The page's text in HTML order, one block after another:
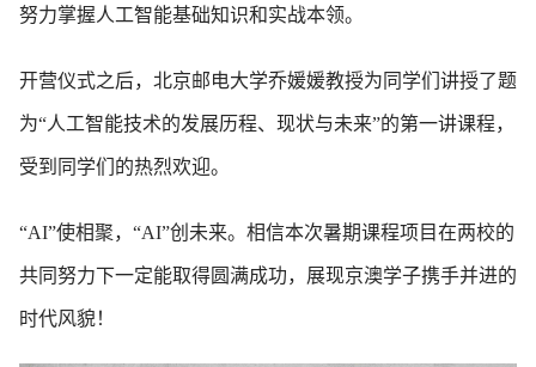
努力掌握人工智能基础知识和实战本领。
开营仪式之后，北京邮电大学乔媛媛教授为同学们讲授了题
为“人工智能技术的发展历程、现状与未来”的第一讲课程，
受到同学们的热烈欢迎。
“AI”使相聚，“AI”创未来。相信本次暑期课程项目在两校的
共同努力下一定能取得圆满成功，展现京澳学子携手并进的
时代风貌！